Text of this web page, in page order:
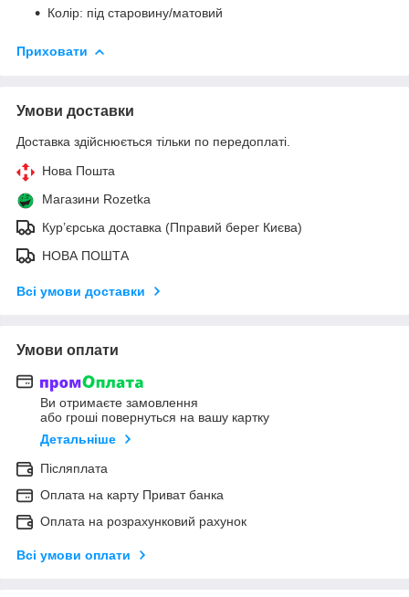
Колір: під старовину/матовий
Приховати
Умови доставки
Доставка здійснюється тільки по передоплаті.
Нова Пошта
Магазини Rozetka
Кур’єрська доставка (Пправий берег Києва)
НОВА ПОШТА
Всі умови доставки
Умови оплати
Ви отримаєте замовлення
або гроші повернуться на вашу картку
Детальніше
Післяплата
Оплата на карту Приват банка
Оплата на розрахунковий рахунок
Всі умови оплати